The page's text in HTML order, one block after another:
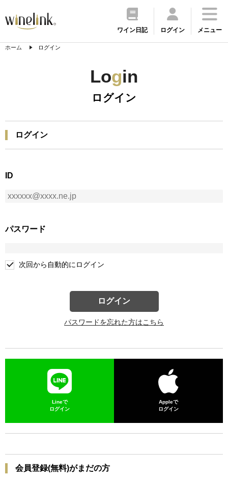
ワイン日記 ログイン メニュー
ホーム ログイン
Login
ログイン
ログイン
ID
パスワード
次回から自動的にログイン
ログイン
パスワードを忘れた方はこちら
Lineで
ログイン
Appleで
ログイン
会員登録(無料)がまだの方